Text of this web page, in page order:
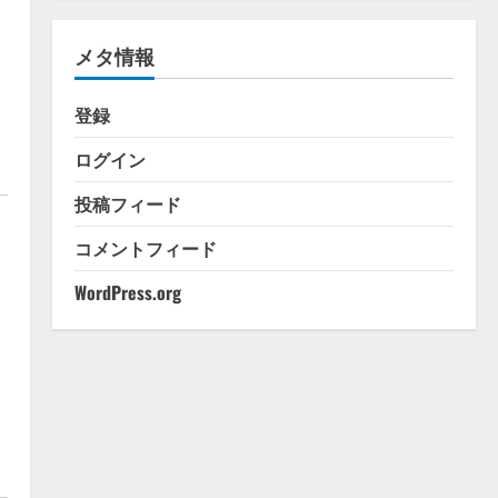
ー
メタ情報
登録
ログイン
投稿フィード
コメントフィード
WordPress.org